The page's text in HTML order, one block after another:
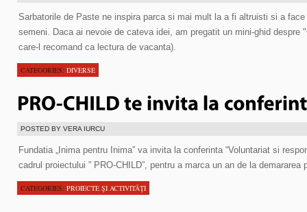
Sarbatorile de Paste ne inspira parca si mai mult la a fi altruisti si a
semeni. Daca ai nevoie de cateva idei, am pregatit un mini-ghid despre
care-l recomand ca lectura de vacanta).
CATEGORIES: DIVERSE
POSTED BY VERA IURCU
Fundatia „Inima pentru Inima” va invita la conferinta “Voluntariat si
cadrul proiectului ” PRO-CHILD”, pentru a marca un an de la demararea
CATEGORIES: PROIECTE ŞI ACTIVITĂŢI